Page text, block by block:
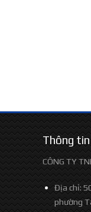
Thông tin
CÔNG TY
Địa chỉ:
phường